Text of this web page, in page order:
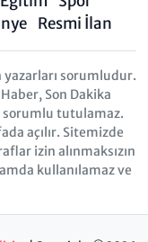
Resmi İlan
sorumludur.
Son Dakika
sorumlu tutulamaz.
açılır. Sitemizde
izin alınmaksızın
kullanılamaz ve